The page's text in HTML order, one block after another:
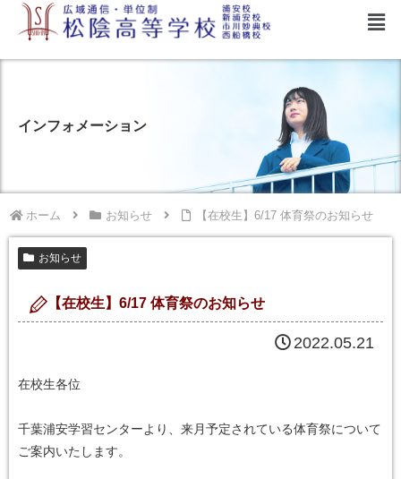
インフォメーション
ホーム お知らせ 【在校生】6/17 体育祭のお知らせ
お知らせ
【在校生】6/17 体育祭のお知らせ
2022.05.21
在校生各位
千葉浦安学習センターより、来月予定されている体育祭について
ご案内いたします。